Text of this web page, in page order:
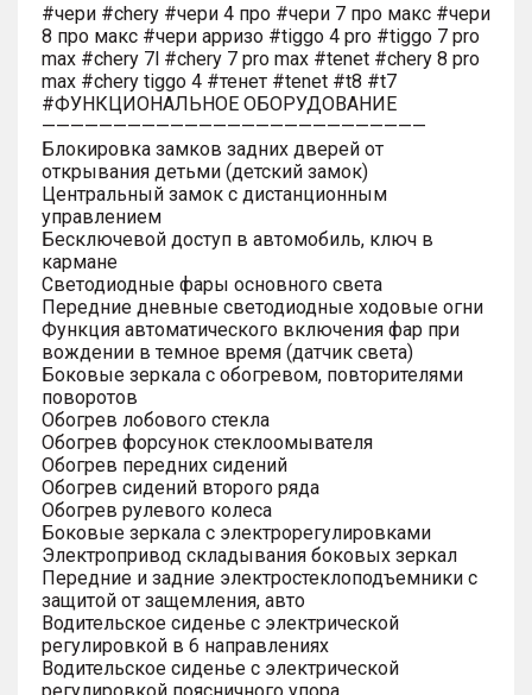
#чери #chery #чери 4 про #чери 7 про макс #чери
8 про макс #чери арризо #tiggo 4 pro #tiggo 7 pro
max #chery 7l #chery 7 pro max #tenet #chery 8 pro
max #chery tiggo 4 #тенет #tenet #t8 #t7
#ФУНКЦИОНАЛЬНОЕ ОБОРУДОВАНИЕ
———————————————————————————
Блокировка замков задних дверей от
открывания детьми (детский замок)
Центральный замок с дистанционным
управлением
Бесключевой доступ в автомобиль, ключ в
кармане
Светодиодные фары основного света
Передние дневные светодиодные ходовые огни
Функция автоматического включения фар при
вождении в темное время (датчик света)
Боковые зеркала с обогревом, повторителями
поворотов
Обогрев лобового стекла
Обогрев форсунок стеклоомывателя
Обогрев передних сидений
Обогрев сидений второго ряда
Обогрев рулевого колеса
Боковые зеркала с электрорегулировками
Электропривод складывания боковых зеркал
Передние и задние электростеклоподъемники с
защитой от защемления, авто
Водительское сиденье с электрической
регулировкой в 6 направлениях
Водительское сиденье с электрической
регулировкой поясничного упора